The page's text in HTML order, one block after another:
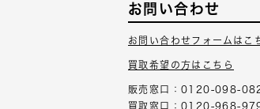
お問い合わせ
お問い合わせフォームは
買取希望の方はこちら
販売窓口：0120-098-
買取窓口：0120-968-